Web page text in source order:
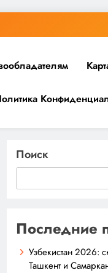
Поиск
Последние
Узбекистан 2026:
Ташкент и